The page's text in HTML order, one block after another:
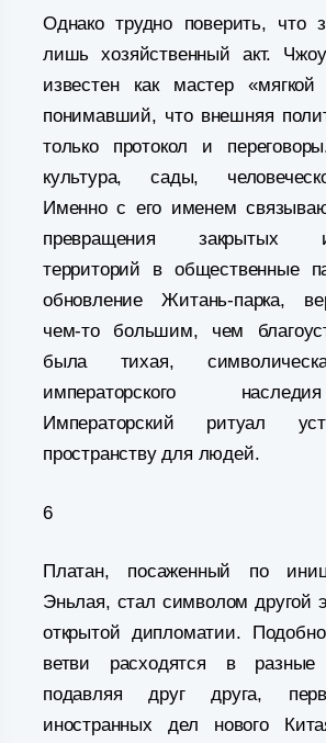
Однако трудно поверить, что
лишь хозяйственный акт.
известен как мастер
понимавший, что внешняя
только протокол и
культура, сады,
Именно с его именем
превращения закрытых
территорий в общественные
обновление Житань-парка,
чем-то большим, чем
была тихая,
императорского
Императорский ритуал
пространству для людей.
6
Платан, посаженный по
Эньлая, стал символом другой
открытой дипломатии.
ветви расходятся в
подавляя друг друга,
иностранных дел нового